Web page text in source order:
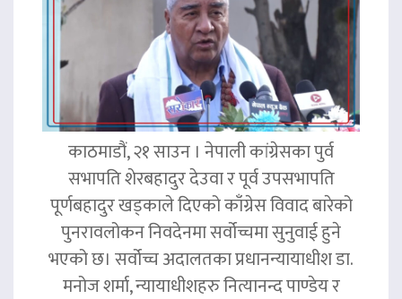
काठमाडौं, २१ साउन । नेपाली कांग्रेसका पुर्व
सभापति शेरबहादुर देउवा र पूर्व उपसभापति
पूर्णबहादुर खड्काले दिएको काँग्रेस विवाद बारेको
पुनरावलोकन निवदेनमा सर्वोच्चमा सुनुवाई हुने
भएको छ। सर्वोच्च अदालतका प्रधानन्यायाधीश डा.
मनोज शर्मा, न्यायाधीशहरु नित्यानन्द पाण्डेय र